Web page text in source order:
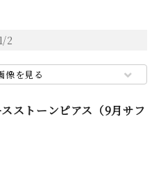
1/2
像を見る
ストーンピアス（9月サフ